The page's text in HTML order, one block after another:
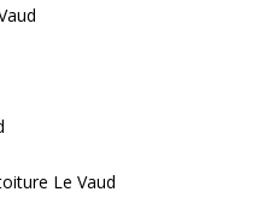
Le Vaud